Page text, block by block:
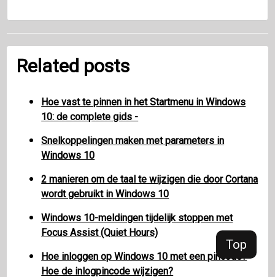
Top
Related posts
Hoe vast te pinnen in het Startmenu in Windows
10: de complete gids -
Snelkoppelingen maken met parameters in
Windows 10
2 manieren om de taal te wijzigen die door Cortana
wordt gebruikt in Windows 10
Windows 10-meldingen tijdelijk stoppen met
Focus Assist (Quiet Hours)
Hoe inloggen op Windows 10 met een pincode?
Hoe de inlogpincode wijzigen?